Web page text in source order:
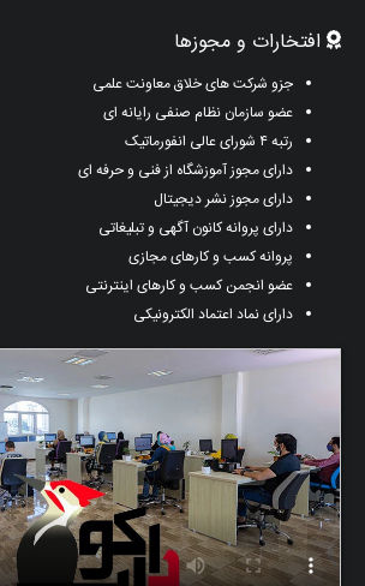
افتخارات و مجوزها
جزو شرکت های خلاق معاونت علمی
عضو سازمان نظام صنفی رایانه ای
رتبه ۴ شورای عالی انفورماتیک
دارای مجوز آموزشگاه از فنی و حرفه ای
دارای مجوز نشر دیجیتال
دارای پروانه کانون آگهی و تبلیغاتی
پروانه کسب و کارهای مجازی
عضو انجمن کسب و کارهای اینترنتی
دارای نماد اعتماد الکترونیکی